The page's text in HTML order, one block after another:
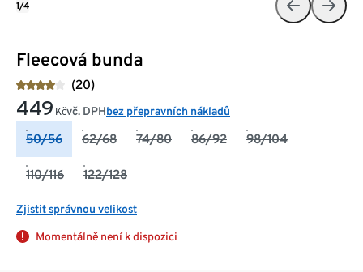
Fleecová bunda
(20)
449 Kčvč. DPHbez přepravních nákladů
50/56 62/68 74/80 86/92 98/104
110/116 122/128
Zjistit správnou velikost
Momentálně není k dispozici
1/4